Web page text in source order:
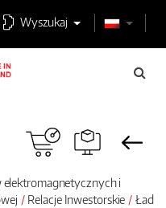
Wyszukaj
elektromagnetycznych i
Relacje Inwestorskie
Ład